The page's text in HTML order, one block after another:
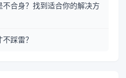
合身？找到适合你的解决方
踩雷？